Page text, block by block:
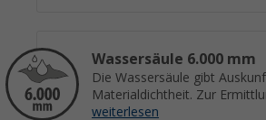
Wassersäule 6.000 mm
Die Wassersäule gibt
Materialdichtheit. Zur
weiterlesen